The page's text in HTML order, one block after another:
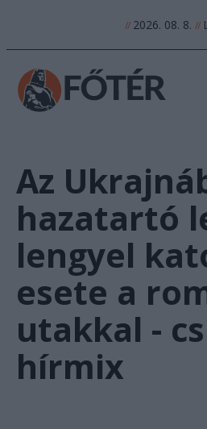
//2026. 08. 8. //
Az
hazatartó
lengyel
esete a
utakkal -
hírmix